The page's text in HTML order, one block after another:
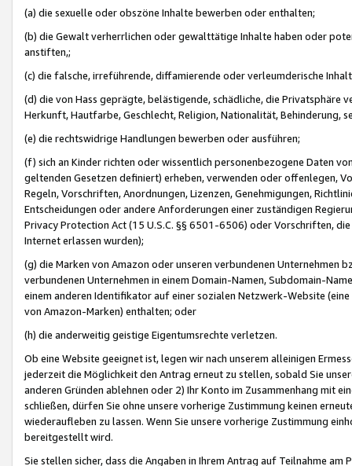
(a) die sexuelle oder obszöne Inhalte bewerben oder enthalten;
(b) die Gewalt verherrlichen oder gewalttätige Inhalte haben oder
anstiften,;
(c) die falsche, irreführende, diffamierende oder verleumderische
(d) die von Hass geprägte, belästigende, schädliche, die Privatsphäre
Herkunft, Hautfarbe, Geschlecht, Religion, Nationalität, Behinderung,
(e) die rechtswidrige Handlungen bewerben oder ausführen;
(f) sich an Kinder richten oder wissentlich personenbezogene Daten
geltenden Gesetzen definiert) erheben, verwenden oder offenlegen,
Regeln, Vorschriften, Anordnungen, Lizenzen, Genehmigungen,
Entscheidungen oder andere Anforderungen einer zuständigen
Privacy Protection Act (15 U.S.C. §§ 6501-6506) oder Vorschriften,
Internet erlassen wurden);
(g) die Marken von Amazon oder unseren verbundenen Unternehmen
verbundenen Unternehmen in einem Domain-Namen, Subdomain-
einem anderen Identifikator auf einer sozialen Netzwerk-Website
von Amazon-Marken) enthalten; oder
(h) die anderweitig geistige Eigentumsrechte verletzen.
Ob eine Website geeignet ist, legen wir nach unserem alleinigen
jederzeit die Möglichkeit den Antrag erneut zu stellen, sobald Sie
anderen Gründen ablehnen oder 2) Ihr Konto im Zusammenhang mit
schließen, dürfen Sie ohne unsere vorherige Zustimmung keinen
wiederaufleben zu lassen. Wenn Sie unsere vorherige Zustimmung
bereitgestellt wird.
Sie stellen sicher, dass die Angaben in Ihrem Antrag auf Teilnahme